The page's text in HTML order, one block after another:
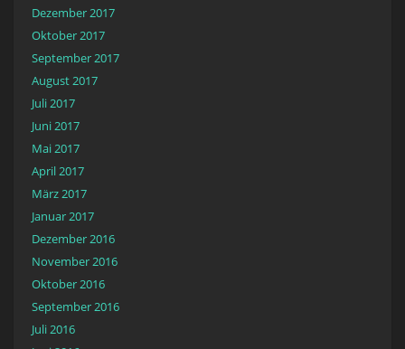
Dezember 2017
Oktober 2017
September 2017
August 2017
Juli 2017
Juni 2017
Mai 2017
April 2017
März 2017
Januar 2017
Dezember 2016
November 2016
Oktober 2016
September 2016
Juli 2016